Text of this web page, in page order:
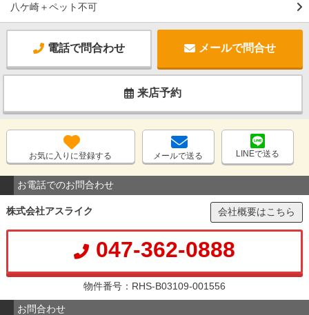
八ケ崎＋ペット不可
電話で問合わせ メールで問合せ
来店予約
お気に入りに登録する メールで送る LINEで送る
お電話でのお問合わせ
株式会社アスライク 会社概要はこちら
047-362-0888
物件番号：RHS-B03109-001556
お問合わせ